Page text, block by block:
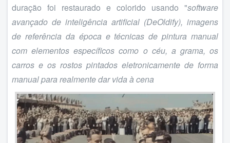
duração foi restaurado e colorido usando "software
avançado de inteligência artificial (DeOldify), imagens
de referência da época e técnicas de pintura manual
com elementos específicos como o céu, a grama, os
carros e os rostos pintados eletronicamente de forma
manual para realmente dar vida à cena